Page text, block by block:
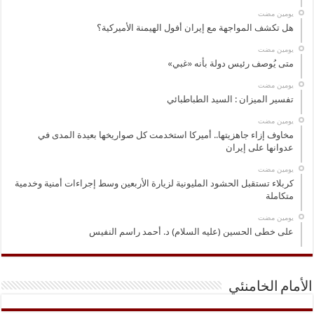
‏يومين مضت
هل تكشف المواجهة مع إيران أفول الهيمنة الأميركية؟
‏يومين مضت
متى يُوصف رئيس دولة بأنه «غبي»
‏يومين مضت
تفسير الميزان : السيد الطباطبائي
‏يومين مضت
مخاوف إزاء جاهزيتها.. أميركا استخدمت كل صواريخها بعيدة المدى في
عدوانها على إيران
‏يومين مضت
كربلاء تستقبل الحشود المليونية لزيارة الأربعين وسط إجراءات أمنية وخدمية
متكاملة
‏يومين مضت
على خطى الحسين (عليه السلام) د. أحمد راسم النفيس
الأمام الخامنئي